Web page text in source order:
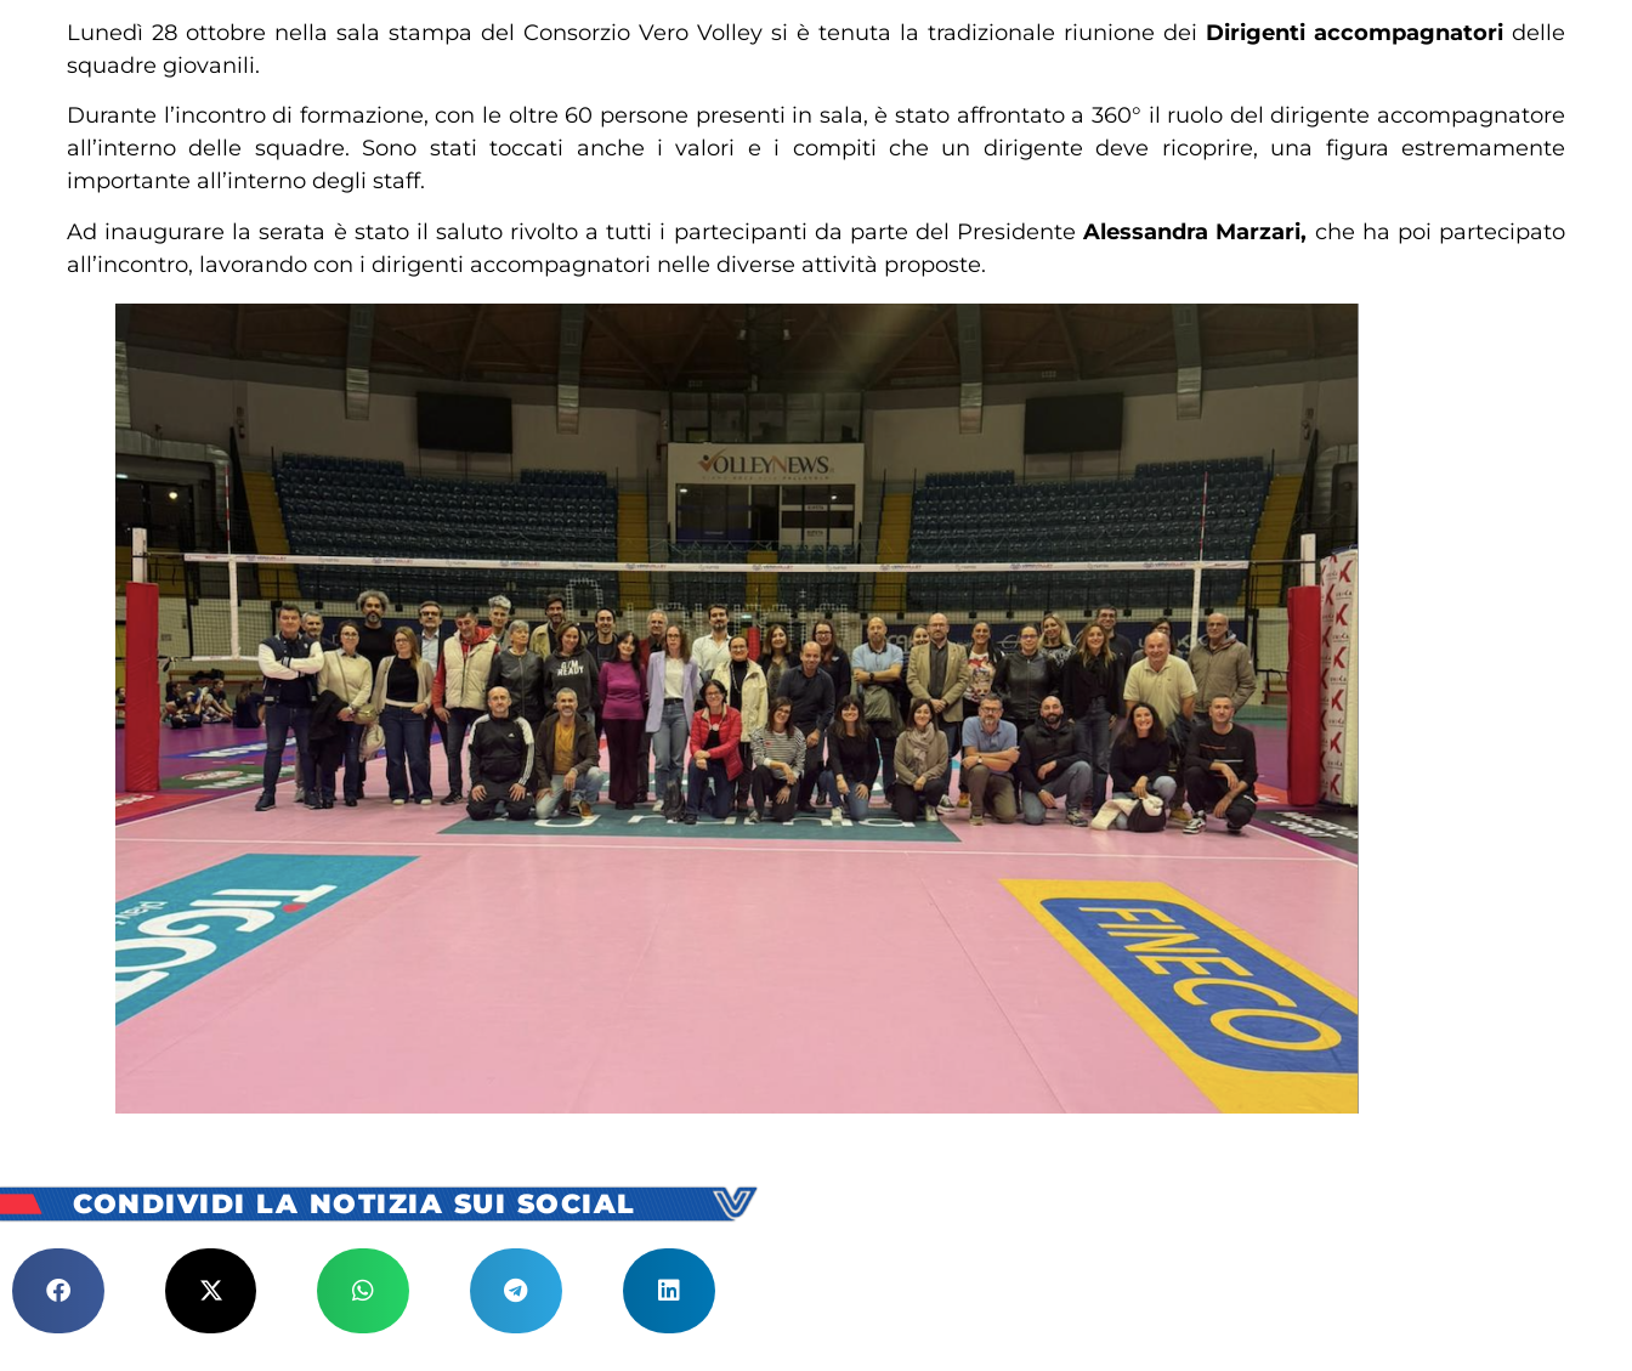
Lunedì 28 ottobre nella sala stampa del Consorzio Vero Volley si è tenuta la tradizionale riunione dei Dirigenti accompagnatori delle
squadre giovanili.
Durante l’incontro di formazione, con le oltre 60 persone presenti in sala, è stato affrontato a 360° il ruolo del dirigente accompagnatore
all’interno delle squadre. Sono stati toccati anche i valori e i compiti che un dirigente deve ricoprire, una figura estremamente
importante all’interno degli staff.
Ad inaugurare la serata è stato il saluto rivolto a tutti i partecipanti da parte del PresidenteAlessandra Marzari, che ha poi partecipato
all’incontro, lavorando con i dirigenti accompagnatori nelle diverse attività proposte.
CONDIVIDI LA NOTIZIA SUI SOCIAL